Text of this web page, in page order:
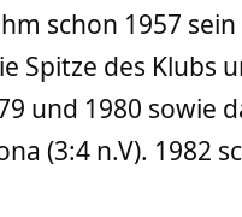
schon 1957
Spitze des Klubs
und 1980 sowie
(3:4 n.V). 1982